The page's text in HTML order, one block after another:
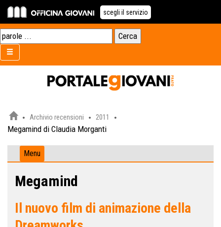
scegli il servizio
Archivio recensioni 2011
Megamind di Claudia Morganti
Menu
Megamind
Il nuovo film di animazione della